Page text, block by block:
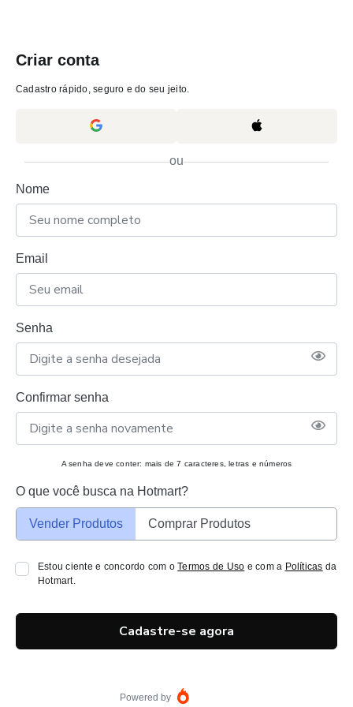
Criar conta
Cadastro rápido, seguro e do seu jeito.
ou
Nome
Email
Senha
Confirmar senha
A senha deve conter: mais de 7 caracteres, letras e números
O que você busca na Hotmart?
Vender Produtos Comprar Produtos
Estou ciente e concordo com oTermos de Uso e com a Políticas da
Hotmart.
Cadastre-se agora
Powered by